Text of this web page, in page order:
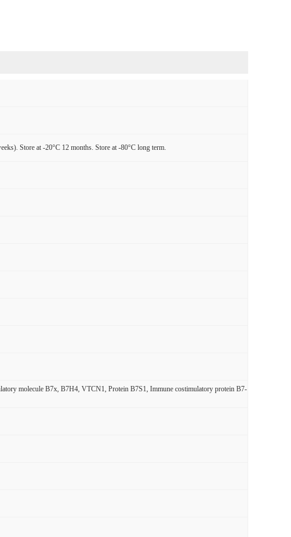
Store at -20°C 12 months. Store at -80°C long term.
molecule B7x, B7H4, VTCN1, Protein B7S1, Immune costimulatory protein B7-